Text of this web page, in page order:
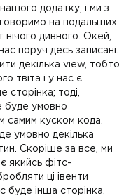
додатку, і ми з
на подальших
нічого дивного. Окей,
поруч десь записані.
декілька view, тобто
твіта і у нас є
тоді,
буде умовно
самим куском кода.
умовно декілька
Скоріше за все, ми
якийсь фітс-
ці івенти
буде інша сторінка,